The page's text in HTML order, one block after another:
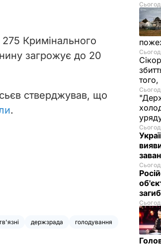
Кримінального
загрожує до 20
стверджував, що
.
держзрада
голодування